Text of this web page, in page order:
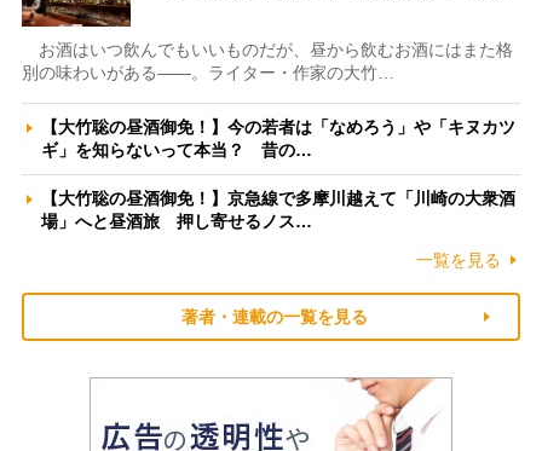
お酒はいつ飲んでもいいものだが、昼から飲むお酒にはまた格
別の味わいがある――。ライター・作家の大竹…
【大竹聡の昼酒御免！】今の若者は「なめろう」や「キヌカツ
ギ」を知らないって本当？ 昔の…
【大竹聡の昼酒御免！】京急線で多摩川越えて「川崎の大衆酒
場」へと昼酒旅 押し寄せるノス…
一覧を見る
著者・連載の一覧を見る